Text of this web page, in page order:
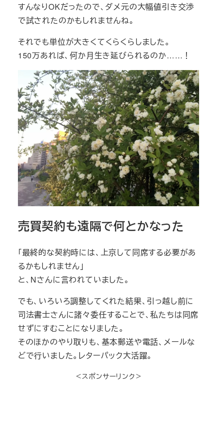
すんなりOKだったので、ダメ元の大幅値引き交渉
で試されたのかもしれませんね。
それでも単位が大きくてくらくらしました。
150万あれば、何か月生き延びられるのか……！
売買契約も遠隔で何とかなった
「最終的な契約時には、上京して同席する必要があ
るかもしれません」
と、Nさんに言われていました。
でも、いろいろ調整してくれた結果、引っ越し前に
司法書士さんに諸々委任することで、私たちは同席
せずにすむことになりました。
そのほかのやり取りも、基本郵送や電話、メールな
どで行いました。レターパック大活躍。
＜スポンサーリンク＞